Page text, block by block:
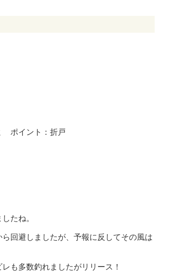
ポイント：折戸
たね。
回避しましたが、予報に反してその風は
も多数釣れましたがリリース！